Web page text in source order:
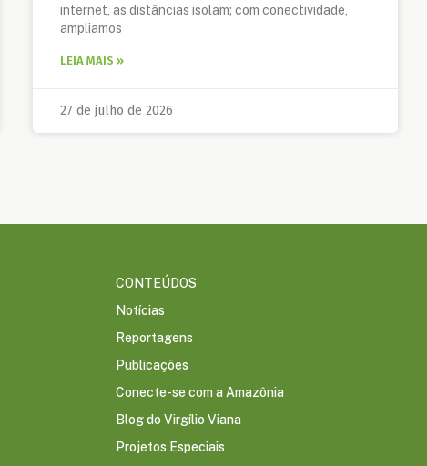
internet, as distâncias isolam; com conectividade,
ampliamos
LEIA MAIS »
27 de julho de 2026
CONTEÚDOS
Notícias
Reportagens
Publicações
Conecte-se com a Amazônia
Blog do Virgílio Viana
Projetos Especiais